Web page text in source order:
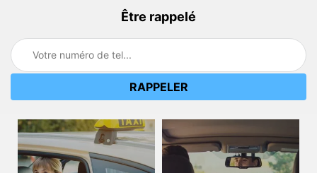
Être rappelé